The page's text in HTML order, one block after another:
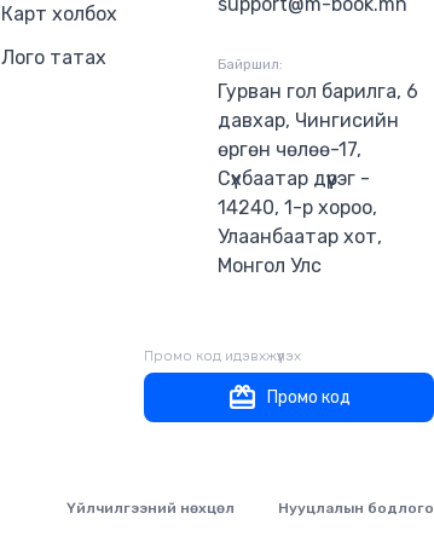
Карт холбох
Лого татах
Байршил:
Гурван гол барилга, 6
давхар, Чингисийн
өргөн чөлөө-17,
Сүхбаатар дүүрэг -
14240, 1-р хороо,
Улаанбаатар хот,
Монгол Улс
Промо код идэвхжүүлэх
Промо код
Үйлчилгээний нөхцөл Нууцлалын бодлого